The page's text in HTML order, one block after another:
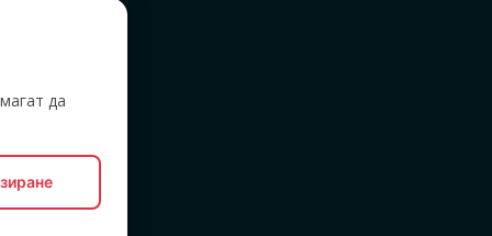
да